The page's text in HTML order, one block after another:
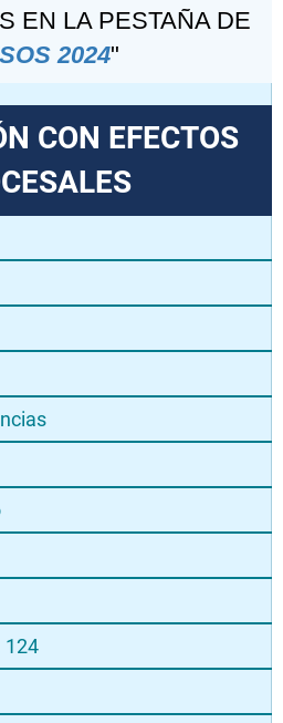
EN LA PESTAÑA DE
2024"
CON EFECTOS
124